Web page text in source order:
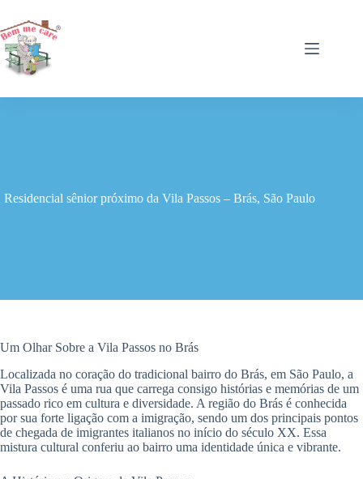
para
o
conteúdo
Residencial sênior próximo da Vila Passos – Brás, São Paulo
Um Olhar Sobre a Vila Passos no Brás
Localizada no coração do tradicional bairro do Brás, em São Paulo, a
Vila Passos é uma rua que carrega consigo histórias e memórias de um
passado rico em cultura e diversidade. A região do Brás é conhecida
por sua forte ligação com a imigração, sendo um dos principais pontos
de chegada de imigrantes italianos no início do século XX. Essa
mistura cultural conferiu ao bairro uma identidade única e vibrante.